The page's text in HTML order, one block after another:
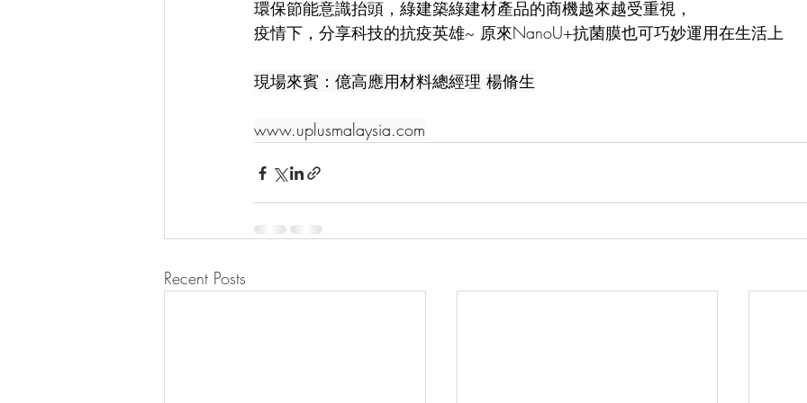
環保節能意識抬頭，綠建築綠建材產品的商機越來越受重視，
疫情下，分享科技的抗疫英雄~ 原來NanoU+抗菌膜也可巧妙運用在生活上
現場來賓：億高應用材料總經理 楊脩生
www.uplusmalaysia.com
Recent Posts